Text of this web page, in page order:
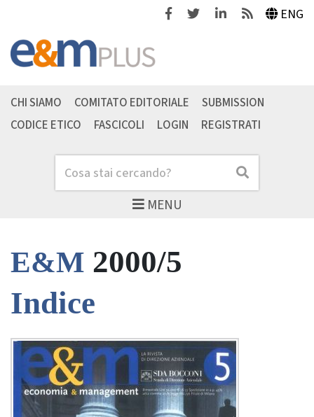
FacebookTwitterLinkedinFeeds ENG
MENU
Cerca Cerca
CHI SIAMO COMITATO EDITORIALE
SUBMISSION
CODICE ETICO
FASCICOLI LOGIN REGISTRATI
E&M 2000/5
Indice